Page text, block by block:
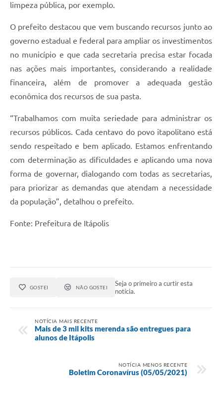
Galeria de Vídeos
Projetos
Links
Telefones Úteis
Jornal
Agenda
Diário Oficial
limpeza pública, por exemplo.
O prefeito destacou que vem buscando recursos junto ao
governo estadual e federal para ampliar os investimentos
no município e que cada secretaria precisa estar focada
nas ações mais importantes, considerando a realidade
financeira, além de promover a adequada gestão
econômica dos recursos de sua pasta.
“Trabalhamos com muita seriedade para administrar os
recursos públicos. Cada centavo do povo itapolitano está
sendo respeitado e bem aplicado. Estamos enfrentando
com determinação as dificuldades e aplicando uma nova
forma de governar, dialogando com todas as secretarias,
para priorizar as demandas que atendam a necessidade
da população”, detalhou o prefeito.
Fonte: Prefeitura de Itápolis
GOSTEI NÃO GOSTEI
Seja o primeiro a curtir esta
notícia.
NOTÍCIA MAIS RECENTE
Mais de 3 mil kits merenda são entregues para
alunos de Itápolis
NOTÍCIA MENOS RECENTE
Boletim Coronavírus (05/05/2021)